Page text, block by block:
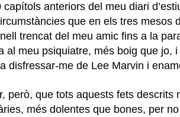
capítols anteriors del meu diari
que en els tres mesos
trencat del meu amic fins a la
al meu psiquiatre, més boig que jo,
disfressar-me de Lee Marvin i
però, que tots aquests fets descrits
més dolentes que bones, per